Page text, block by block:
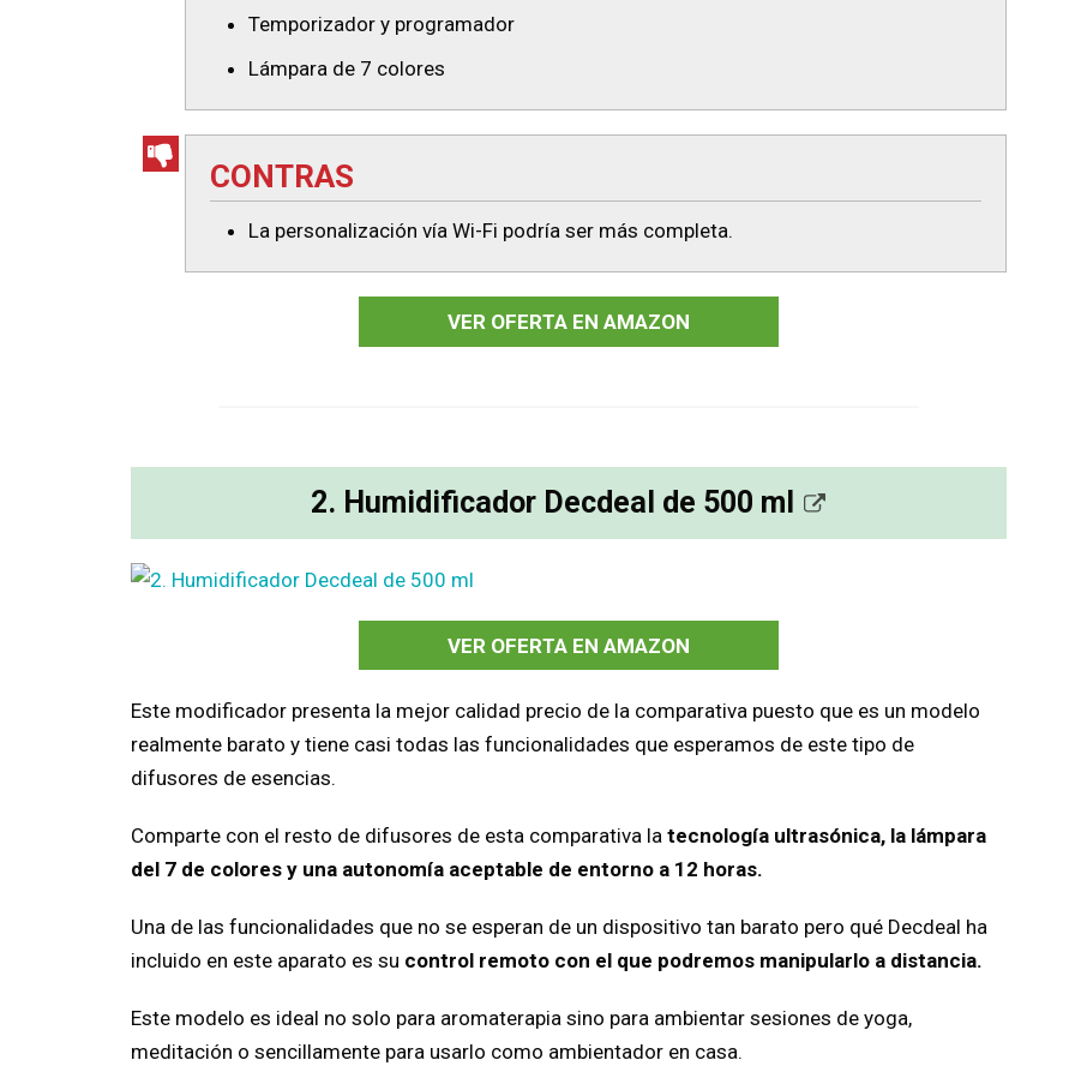
Temporizador y programador
Lámpara de 7 colores
CONTRAS
La personalización vía Wi-Fi podría ser más completa.
VER OFERTA EN AMAZON
2. Humidificador Decdeal de 500 ml
VER OFERTA EN AMAZON
Este modificador presenta la mejor calidad precio de la comparativa puesto que es un modelo
realmente barato y tiene casi todas las funcionalidades que esperamos de este tipo de
difusores de esencias.
Comparte con el resto de difusores de esta comparativa la tecnología ultrasónica, la lámpara
del 7 de colores y una autonomía aceptable de entorno a 12 horas.
Una de las funcionalidades que no se esperan de un dispositivo tan barato pero qué Decdeal ha
incluido en este aparato es su control remoto con el que podremos manipularlo a distancia.
Este modelo es ideal no solo para aromaterapia sino para ambientar sesiones de yoga,
meditación o sencillamente para usarlo como ambientador en casa.